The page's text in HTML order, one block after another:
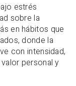
estrés
sobre la
en hábitos que
donde la
con intensidad,
personal y